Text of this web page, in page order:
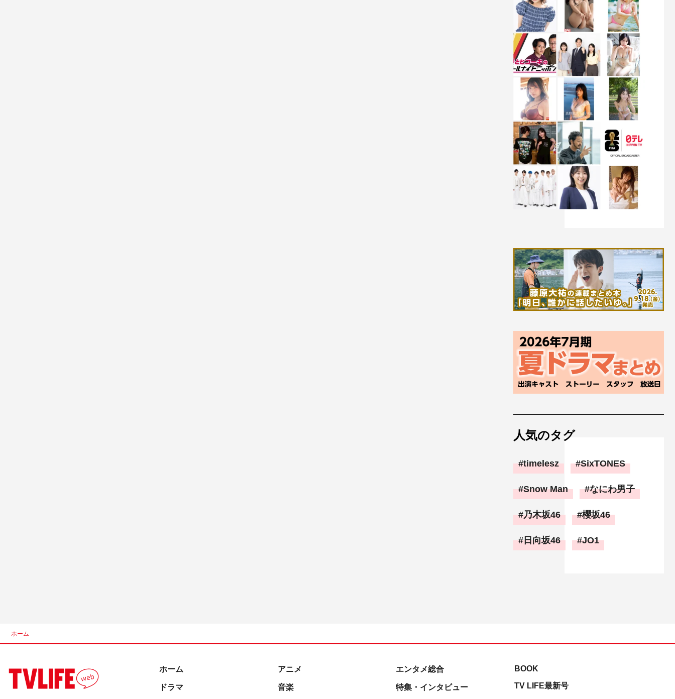
人気のタグ
timelesz SixTONES
Snow Man なにわ男子
乃木坂46 櫻坂46
日向坂46 JO1
ホーム
ホーム
ドラマ
アニメ
音楽
エンタメ総合
特集・インタビュー
BOOK
TV LIFE最新号